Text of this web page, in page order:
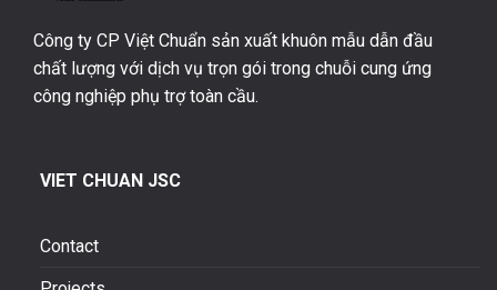
Công ty CP Việt Chuẩn sản xuất khuôn mẫu dẫn đầu
chất lượng với dịch vụ trọn gói trong chuỗi cung ứng
công nghiệp phụ trợ toàn cầu.
VIET CHUAN JSC
Contact